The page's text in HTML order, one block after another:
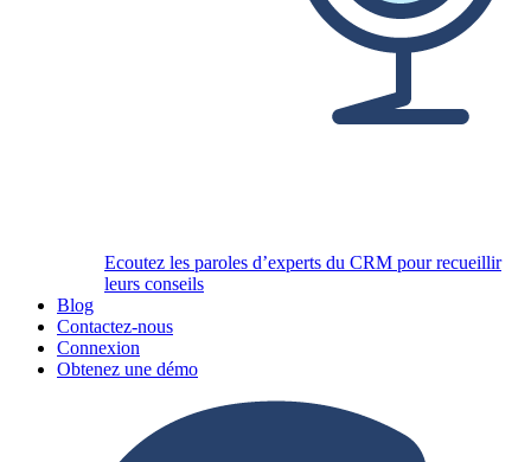
Ecoutez les paroles d’experts du CRM pour recueillir
leurs conseils
Blog
Contactez-nous
Connexion
Obtenez une démo